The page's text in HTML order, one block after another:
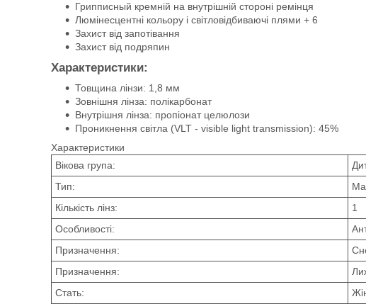
Грипписный кремній на внутрішній стороні ремінця
Люмінесцентні кольору і світловідбиваючі плями + 6
Захист від запотівання
Захист від подряпин
Характеристики:
Товщина лінзи: 1,8 мм
Зовнішня лінза: полікарбонат
Внутрішня лінза: пропіонат целюлози
Проникнення світла (VLT - visible light transmission): 45%
Характеристики
Вікова група:
Тип:
Кількість лінз:
1
Особливості:
Призначення:
Призначення:
Стать: